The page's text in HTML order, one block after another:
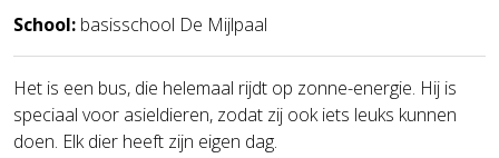
School: basisschool De Mijlpaal
Het is een bus, die helemaal rijdt op zonne-energie. Hij is
speciaal voor asieldieren, zodat zij ook iets leuks kunnen
doen. Elk dier heeft zijn eigen dag.